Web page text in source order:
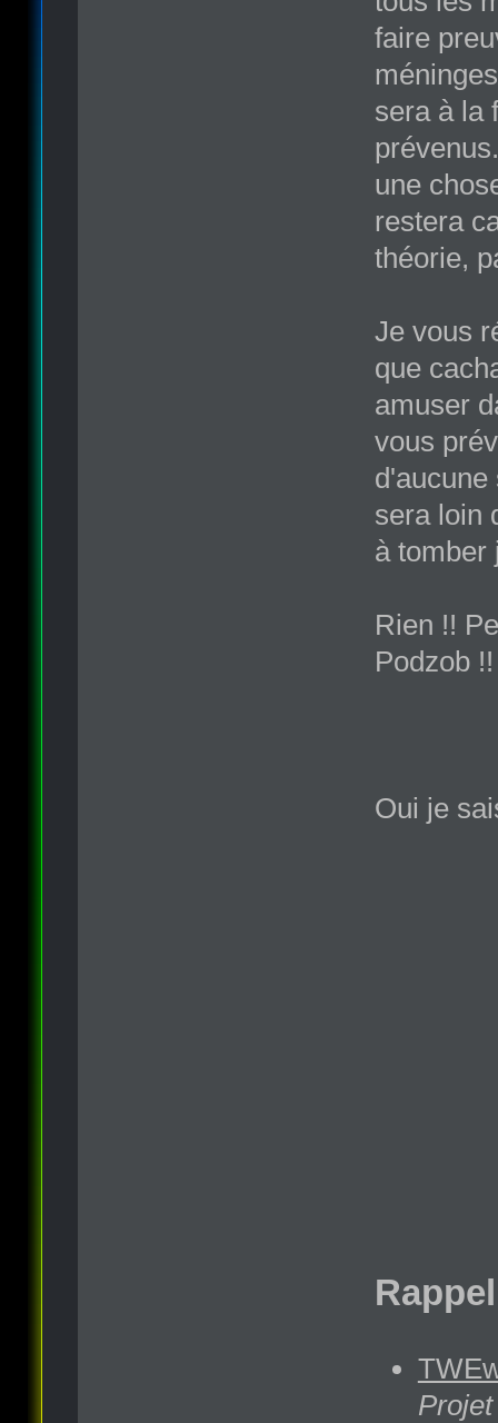
faire
sera à la
une
restera
théorie,
Je vous
que
amuser
vous
sera loin
à
Rien !!
Podzob
Oui je